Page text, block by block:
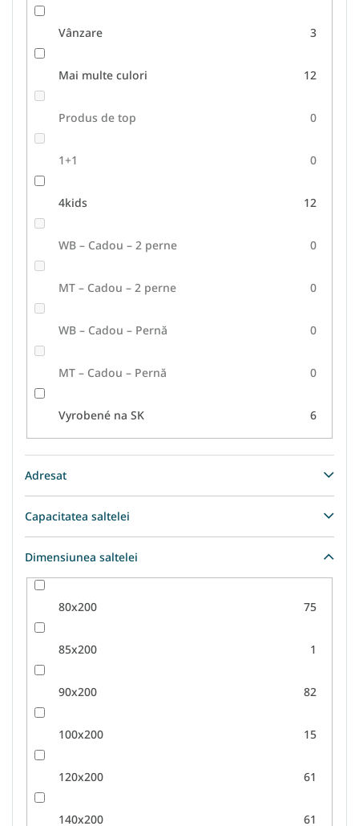
Vânzare 3
Mai multe culori 12
Produs de top 0
1+1 0
4kids 12
WB – Cadou – 2 perne 0
MT – Cadou – 2 perne 0
WB – Cadou – Pernă 0
MT – Cadou – Pernă 0
Vyrobené na SK 6
Adresat
Capacitatea saltelei
Dimensiunea saltelei
80x200 75
85x200 1
90x200 82
100x200 15
120x200 61
140x200 61